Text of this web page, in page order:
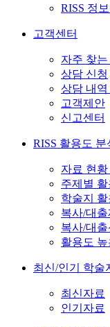
RISS 정
고객센터
자주 찾는
상담 신청
상담 내역
고객제안
신고센터
RISS 활용도 분
자료 현황
주제별
학술지
복사/대
복사/대
활용도 높
최신/인기 학술
최신자료
인기자료